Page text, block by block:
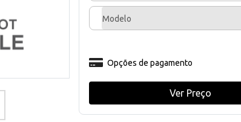
Modelo
Opções de pagamento
Ver Preço